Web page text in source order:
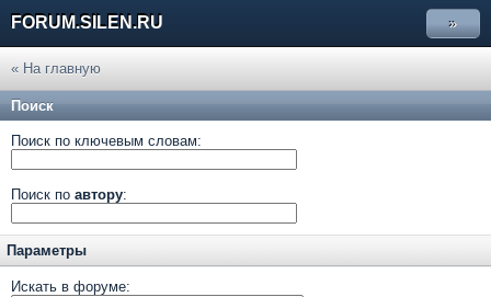
FORUM.SILEN.RU »
« На главную
Поиск
Поиск по ключевым словам:
Поиск по автору:
Параметры
Искать в форуме: